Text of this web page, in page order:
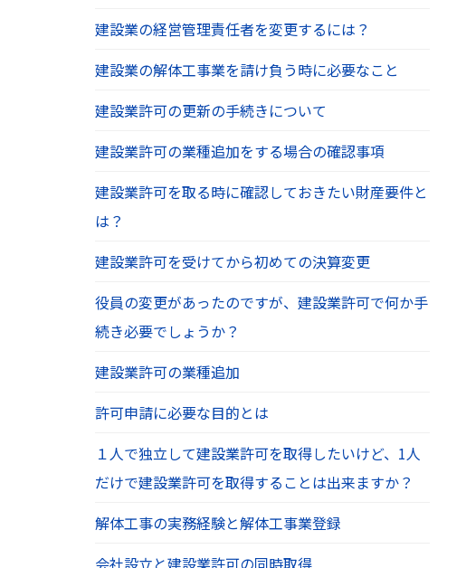
建設業の経営管理責任者を変更するには？
建設業の解体工事業を請け負う時に必要なこと
建設業許可の更新の手続きについて
建設業許可の業種追加をする場合の確認事項
建設業許可を取る時に確認しておきたい財産要件と
は？
建設業許可を受けてから初めての決算変更
役員の変更があったのですが、建設業許可で何か手
続き必要でしょうか？
建設業許可の業種追加
許可申請に必要な目的とは
１人で独立して建設業許可を取得したいけど、1人
だけで建設業許可を取得することは出来ますか？
解体工事の実務経験と解体工事業登録
会社設立と建設業許可の同時取得